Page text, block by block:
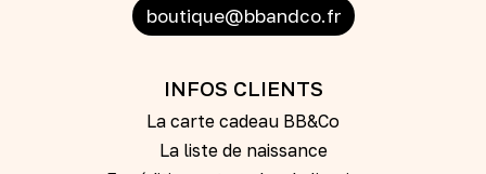
boutique@bbandco.fr
INFOS CLIENTS
La carte cadeau BB&Co
La liste de naissance